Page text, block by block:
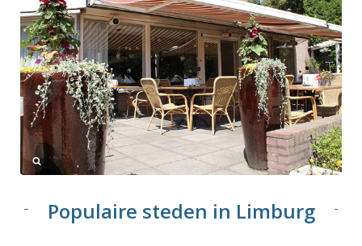
Populaire steden in Limburg